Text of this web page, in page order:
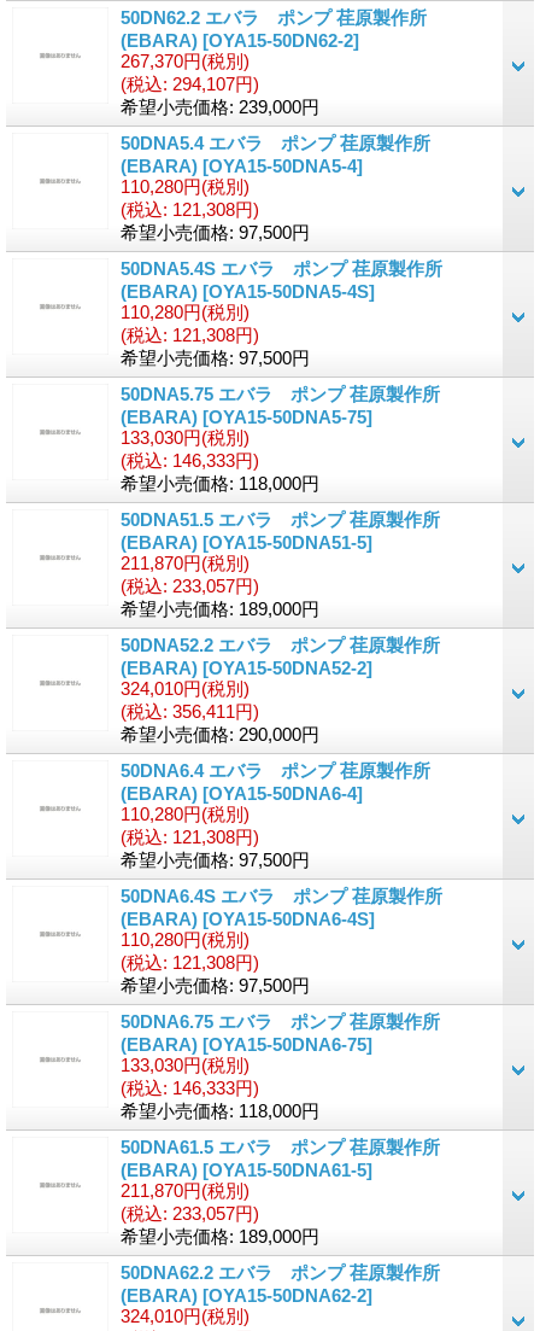
50DN62.2 エバラ ポンプ 荏原製作所
(EBARA) [OYA15-50DN62-2]
267,370円(税別)
(税込: 294,107円)
希望小売価格: 239,000円
50DNA5.4 エバラ ポンプ 荏原製作所
(EBARA) [OYA15-50DNA5-4]
110,280円(税別)
(税込: 121,308円)
希望小売価格: 97,500円
50DNA5.4S エバラ ポンプ 荏原製作所
(EBARA) [OYA15-50DNA5-4S]
110,280円(税別)
(税込: 121,308円)
希望小売価格: 97,500円
50DNA5.75 エバラ ポンプ 荏原製作所
(EBARA) [OYA15-50DNA5-75]
133,030円(税別)
(税込: 146,333円)
希望小売価格: 118,000円
50DNA51.5 エバラ ポンプ 荏原製作所
(EBARA) [OYA15-50DNA51-5]
211,870円(税別)
(税込: 233,057円)
希望小売価格: 189,000円
50DNA52.2 エバラ ポンプ 荏原製作所
(EBARA) [OYA15-50DNA52-2]
324,010円(税別)
(税込: 356,411円)
希望小売価格: 290,000円
50DNA6.4 エバラ ポンプ 荏原製作所
(EBARA) [OYA15-50DNA6-4]
110,280円(税別)
(税込: 121,308円)
希望小売価格: 97,500円
50DNA6.4S エバラ ポンプ 荏原製作所
(EBARA) [OYA15-50DNA6-4S]
110,280円(税別)
(税込: 121,308円)
希望小売価格: 97,500円
50DNA6.75 エバラ ポンプ 荏原製作所
(EBARA) [OYA15-50DNA6-75]
133,030円(税別)
(税込: 146,333円)
希望小売価格: 118,000円
50DNA61.5 エバラ ポンプ 荏原製作所
(EBARA) [OYA15-50DNA61-5]
211,870円(税別)
(税込: 233,057円)
希望小売価格: 189,000円
50DNA62.2 エバラ ポンプ 荏原製作所
(EBARA) [OYA15-50DNA62-2]
324,010円(税別)